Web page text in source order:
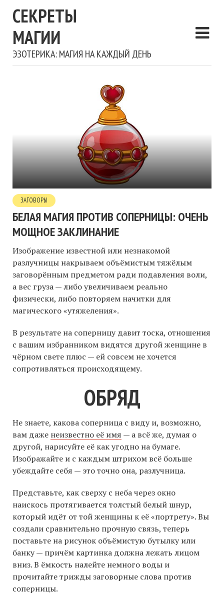
СЕКРЕТЫ
МАГИИ
ЭЗОТЕРИКА: МАГИЯ НА КАЖДЫЙ ДЕНЬ
ЗАГОВОРЫ
БЕЛАЯ МАГИЯ ПРОТИВ СОПЕРНИЦЫ: ОЧЕНЬ
МОЩНОЕ ЗАКЛИНАНИЕ
Изображение известной или незнакомой
разлучницы накрываем объёмистым тяжёлым
заговорённым предметом ради подавления воли,
а вес груза — либо увеличиваем реально
физически, либо повторяем начитки для
магического «утяжеления».
В результате на соперницу давит тоска, отношения
с вашим избранником видятся другой женщине в
чёрном свете плюс — ей совсем не хочется
сопротивляться происходящему.
ОБРЯД
Не знаете, какова соперница с виду и, возможно,
вам даже неизвестно её имя — а всё же, думая о
другой, нарисуйте её как угодно на бумаге.
Изображайте и с каждым штрихом всё больше
убеждайте себя — это точно она, разлучница.
Представьте, как сверху с неба через окно
наискось протягивается толстый белый шнур,
который идёт от той женщины к её «портрету». Вы
создали сравнительно прочную связь, теперь
поставьте на рисунок объёмистую бутылку или
банку — причём картинка должна лежать лицом
вниз. В ёмкость налейте немного воды и
прочитайте трижды заговорные слова против
соперницы.